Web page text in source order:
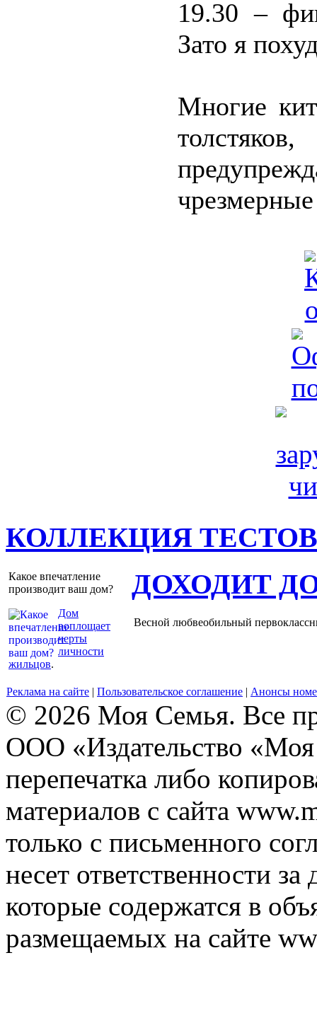
19.30 –
Зато я
Многие
КОЛЛЕКЦИЯ ТЕСТОВ
Какое впечатление
производит ваш дом?
Дом
воплощает
черты
личности
жильцов.
ДОХОДИТ
Весной любвеобильный
Реклама на сайте | Пользовательское соглашение | Анонсы
© 2026 Моя Семья. Все
ООО «Издательство
перепечатка либо
материалов с сайта
только с письменного
несет ответственности
которые содержатся в
размещаемых на сайте